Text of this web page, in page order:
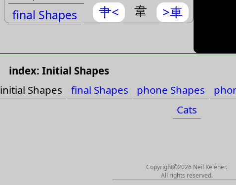
final Shapes
Shapes
phone inits
phone finals
肀<
韋 >車
index: Initial Shapes
initial Shapes
final Shapes phone Shapes
Cats
Copyright©2026 Neil Keleher.
All rights reserved.